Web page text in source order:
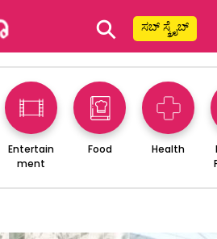
⚲ ಸಬ್ ಸ್ಕ್ರೈಬ್
Entertain
ment
Food Health